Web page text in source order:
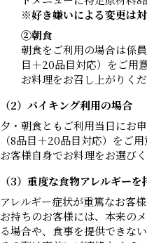
※好き嫌いによる変更は対
②朝食
朝食をご利用の場合は係
目＋20品目対応）をご用
お料理をお召し上がりくだ
（2）バイキング利用の場合
夕・朝食ともご利用当日にお
（8品目＋20品目対応）をご
お客様自身でお料理をお選びく
（3）重度な食物アレルギー
アレルギー症状が重篤なお客
お持ちのお客様には、本来の
る場合や、食事を提供できな